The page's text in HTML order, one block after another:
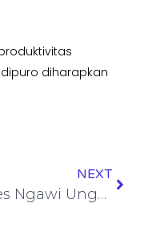
diharapkan
NEXT
Polres Ngawi Ungkap Jaringan Narkoba, Tersangka Pengedar dan Sabu 39 gram Diamankan